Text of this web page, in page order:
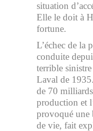
situation
Elle le doit à
fortune.
L’échec de la
conduite
terrible
Laval de
de 70 milliards
production et
provoqué une
de vie, fait